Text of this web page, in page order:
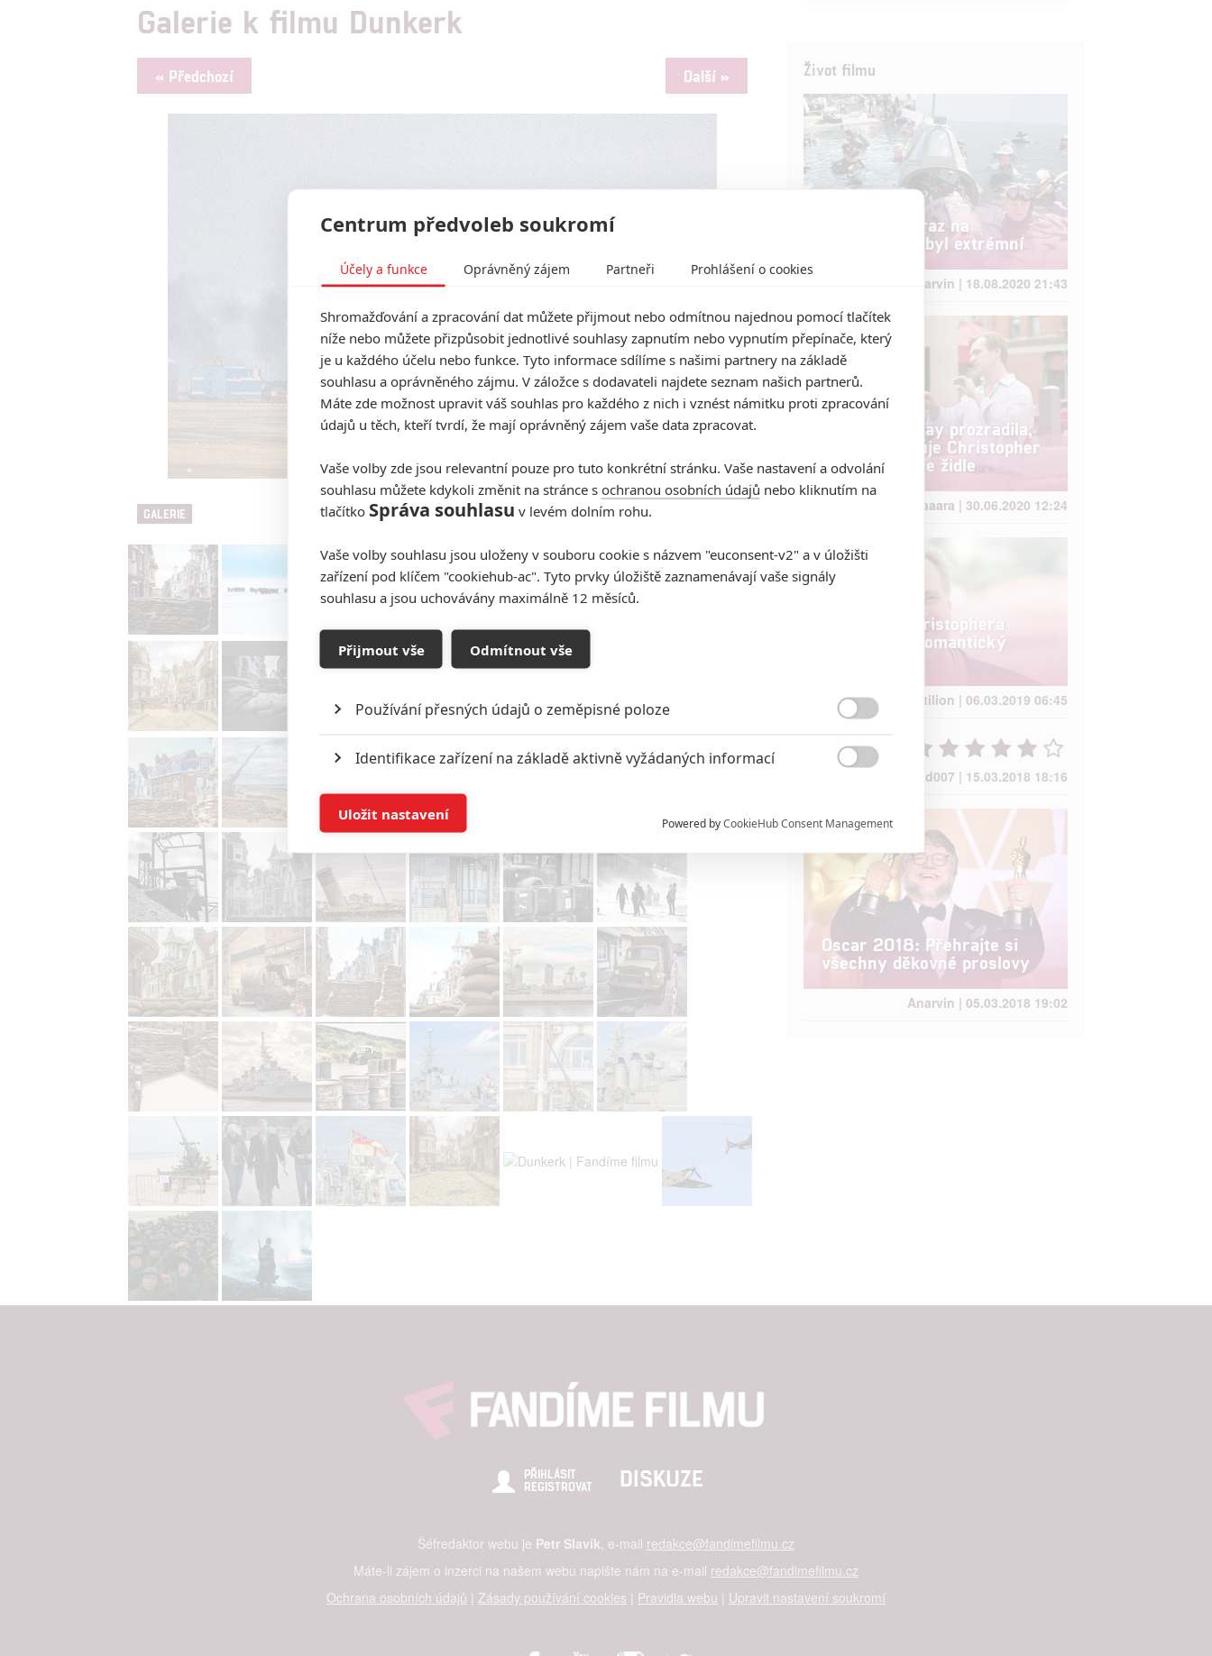
Galerie k filmu Dunkerk
« Předchozí Další »
GALERIE
Život filmu
Dunkerk: Důraz na
autentičnost byl extrémní
Anarvin | 18.08.2020 21:43
Anna Hathaway prozradila,
proč netoleruje Christopher
Nolan na place židle
Jaaaara | 30.06.2020 12:24
Nový film Christophera
Nolana jako romantický
kotilion | 06.03.2019 06:45
David007 | 15.03.2018 18:16
Oscar 2018: Přehrajte si
všechny děkovné proslovy
Anarvin | 05.03.2018 19:02
PŘIHLÁSIT
REGISTROVAT
DISKUZE
Šéfredaktor webu je Petr Slavík, e-mail redakce@fandimefilmu.cz
Máte-li zájem o inzerci na našem webu napište nám na e-mail redakce@fandimefilmu.cz
Ochrana osobních údajů | Zásady používání cookies | Pravidla webu | Upravit nastavení soukromí
Centrum předvoleb soukromí
Účely a funkce Oprávněný zájem Partneři Prohlášení o cookies
Shromažďování a zpracování dat můžete přijmout nebo odmítnou najednou pomocí tlačítek
níže nebo můžete přizpůsobit jednotlivé souhlasy zapnutím nebo vypnutím přepínače, který
je u každého účelu nebo funkce. Tyto informace sdílíme s našimi partnery na základě
souhlasu a oprávněného zájmu. V záložce s dodavateli najdete seznam našich partnerů.
Máte zde možnost upravit váš souhlas pro každého z nich i vznést námitku proti zpracování
údajů u těch, kteří tvrdí, že mají oprávněný zájem vaše data zpracovat.
Vaše volby zde jsou relevantní pouze pro tuto konkrétní stránku. Vaše nastavení a odvolání
souhlasu můžete kdykoli změnit na stránce s ochranou osobních údajů nebo kliknutím na
tlačítko Správa souhlasu v levém dolním rohu.
Vaše volby souhlasu jsou uloženy v souboru cookie s názvem "euconsent-v2" a v úložišti
zařízení pod klíčem "cookiehub-ac". Tyto prvky úložiště zaznamenávají vaše signály
souhlasu a jsou uchovávány maximálně 12 měsíců.
Přijmout vše Odmítnout vše
Používání přesných údajů o zeměpisné poloze
Identifikace zařízení na základě aktivně vyžádaných informací
Ukládání a/nebo přístup k informacím v zařízení

Reklama založená na omezených údajích a měření reklamy
Personalizovaný obsah, měření obsahu, průzkum publika a vývoj
služeb
Udělením souhlasu s účely a funkcemi zde uvedenými dáváte nám i našim partnerům
možnost: Zajištění bezpečnosti, předcházení a zjišťování podvodů a odstraňování chyb,
Poskytování a zobrazování reklamy a obsahu
Powered byCookieHub Consent Management
Uložit nastavení